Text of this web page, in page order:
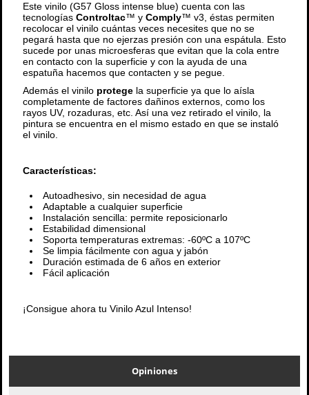
Este vinilo (G57 Gloss intense blue) cuenta con las
tecnologías Controltac™ y Comply™ v3, éstas permiten
recolocar el vinilo cuántas veces necesites que no se
pegará hasta que no ejerzas presión con una espátula. Esto
sucede por unas microesferas que evitan que la cola entre
en contacto con la superficie y con la ayuda de una
espatuña hacemos que contacten y se pegue.
Además el vinilo protege la superficie ya que lo aísla
completamente de factores dañinos externos, como los
rayos UV, rozaduras, etc. Así una vez retirado el vinilo, la
pintura se encuentra en el mismo estado en que se instaló
el vinilo.
Características:
Autoadhesivo, sin necesidad de agua
Adaptable a cualquier superficie
Instalación sencilla: permite reposicionarlo
Estabilidad dimensional
Soporta temperaturas extremas: -60ºC a 107ºC
Se limpia fácilmente con agua y jabón
Duración estimada de 6 años en exterior
Fácil aplicación
¡Consigue ahora tu Vinilo Azul Intenso!
Opiniones